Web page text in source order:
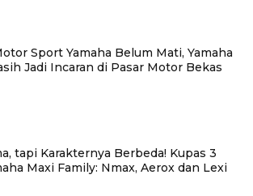
Sport Yamaha Belum Mati, Yamaha
Jadi Incaran di Pasar Motor Bekas
tapi Karakternya Berbeda! Kupas 3
Maxi Family: Nmax, Aerox dan Lexi